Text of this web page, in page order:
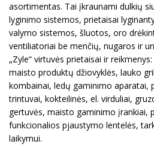
asortimentas. Tai įkraunami dulkių
lyginimo sistemos, prietaisai
valymo sistemos, šluotos, oro
ventiliatoriai be menčių, nugaros ir
„Zyle“ virtuvės prietaisai ir
maisto produktų džiovyklės, lauko
kombainai, ledų gaminimo aparatai,
trintuvai, kokteilinės, el. virduliai,
gertuvės, maisto gaminimo įrankiai,
funkcionalios pjaustymo lentelės,
laikymui.